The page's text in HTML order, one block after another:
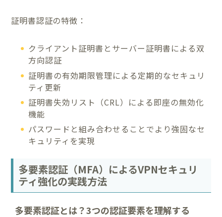
証明書認証の特徴：
クライアント証明書とサーバー証明書による双
方向認証
証明書の有効期限管理による定期的なセキュリ
ティ更新
証明書失効リスト（CRL）による即座の無効化
機能
パスワードと組み合わせることでより強固なセ
キュリティを実現
多要素認証（MFA）によるVPNセキュリ
ティ強化の実践方法
多要素認証とは？3つの認証要素を理解する